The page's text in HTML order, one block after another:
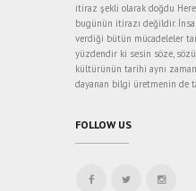
itiraz şekli olarak doğdu
bugünün itirazı değildir.
verdiği bütün mücadeleler
yüzdendir ki sesin söze,
kültürünün tarihi aynı
dayanan bilgi üretmenin de
FOLLOW US